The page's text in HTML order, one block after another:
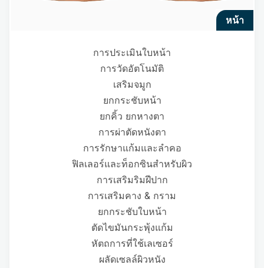
หน้า
การประเมินใบหน้า
การวัดอัตโนมัติ
เสริมจมูก
ยกกระชับหน้า
ยกคิ้ว ยกหางตา
การผ่าตัดหนังตา
การรักษาแก้มและลำคอ
ฟิลเลอร์และท็อกซินสำหรับผิว
การเสริมริมฝีปาก
การเสริมคาง & กราม
ยกกระชับใบหน้า
ตัดไขมันกระพุ้งแก้ม
หัตถการที่ใช้เลเซอร์
ผลัดเซลล์ผิวหนัง